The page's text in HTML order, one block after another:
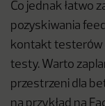
Co jednak łatwo
pozyskiwania
kontakt testerów
testy. Warto
przestrzeni dla